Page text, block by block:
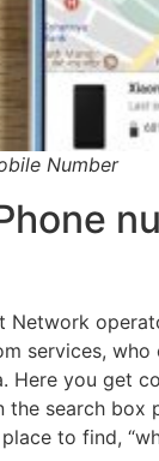
Number
Network
services,
Here you get
the search box
to find,